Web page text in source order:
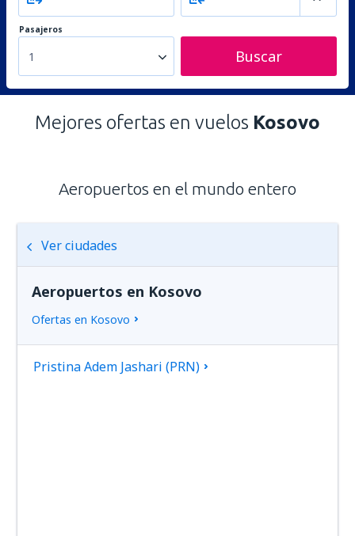
Pasajeros
1 Buscar
Mejores ofertas en vuelos Kosovo
Aeropuertos en el mundo entero
Ver ciudades
Aeropuertos en Kosovo
Ofertas en Kosovo
Pristina Adem Jashari (PRN)